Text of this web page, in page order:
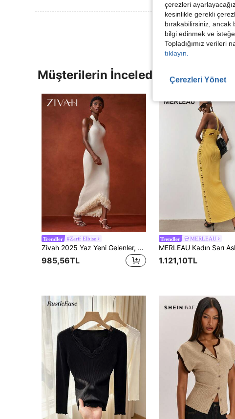
Müşterilerin İncelediği Diğer
Trendler #Zarif Elbise
Zivah 2025 Yaz Yeni Gelenler, Doğum Günü Partisi, Okula Dönüş, Kampüs Stili, Günlük Giyim, Rahat, Tatil, Gemi Seyahati, Plaj, Güneşlenme, Sokak Stili, Şık, İşe Gidiş, Gündelik İş Elbisesi, Kolsuz Yuvarlak Yaka, Dar Kesim, Asimetrik Etek Ucu, Ön Kısa Arka Uzun, Örme, Kadın Uzun Örme Maksi Elbise
985,56TL
Trendler MERLEAU
1.121,10TL
çerezleri
kesinlikle gerekli
bırakabilirsiniz, ancak
bilgi edinmek ve
Topladığımız verileri
tıklayın.
Çerezleri Yönet